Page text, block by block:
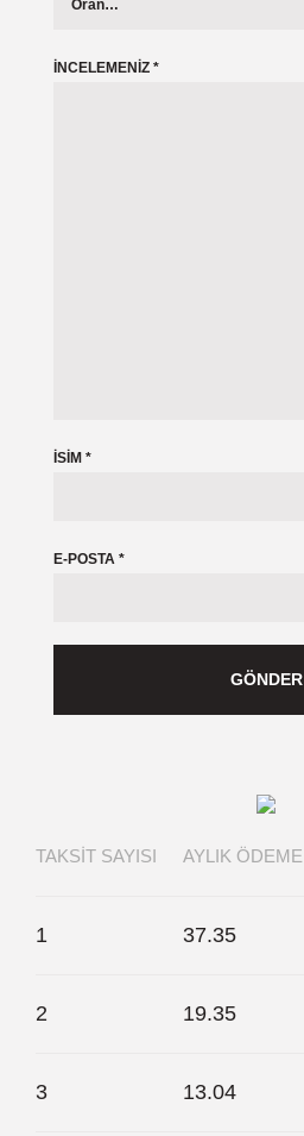
İNCELEMENIZ *
İSIM *
E-POSTA *
TAKSIT SAYISI AYLIK ÖDEME
1 37.35
2 19.35
3 13.04